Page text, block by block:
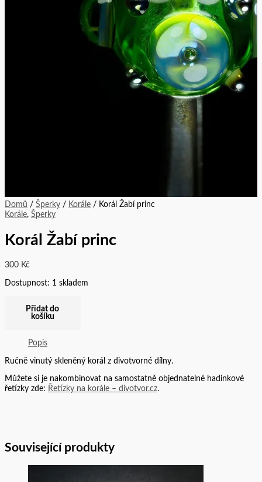
Domů / Šperky / Korále / Korál Žabí princ
Korále, Šperky
Korál Žabí princ
300 Kč
Dostupnost: 1 skladem
Přidat do
košíku
Popis
Ručně vinutý skleněný korál z divotvorné dílny.
Můžete si je nakombinovat na samostatně objednatelné hadinkové
řetízky zde: Řetízky na korále – divotvor.cz.
Související produkty